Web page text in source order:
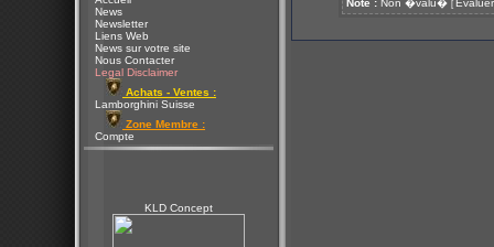
News
Newsletter
Liens Web
News sur votre site
Nous Contacter
Legal Disclaimer
Achats - Ventes :
Lamborghini Suisse
Zone Membre :
Compte
KLD Concept
Note : Non �valu� [ Evaluer